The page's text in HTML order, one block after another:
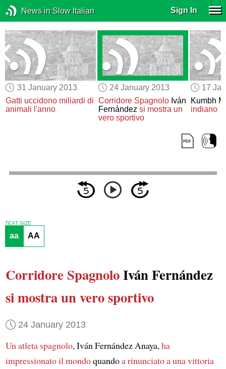
News in Slow Italian Sign In
31 January 2013
Gatti uccidono miliardi di
animali l'anno
24 January 2013
Corridore SpagnoloIván
Fernández si mostra un
vero sportivo
17
Kumbh
indiano
TEXT SIZE
aa AA
Corridore SpagnoloIván Fernández
si mostra un vero sportivo
24 January 2013
Un atleta spagnolo, Iván Fernández Anaya,ha
impressionato il mondoquandoa rinunciato a una vittoria